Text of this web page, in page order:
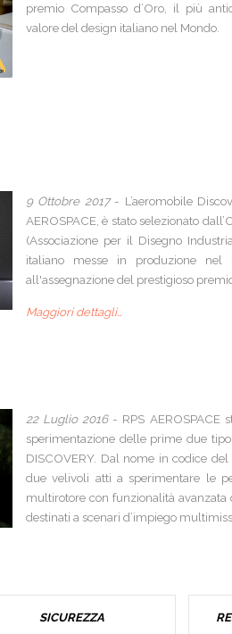
premio Compasso d’Oro, il più
valore del design italiano nel Mondo.
9 Ottobre 2017- L’aeromobile
AEROSPACE, è stato selezionato
(Associazione per il Disegno
italiano messe in produzione nel
all'assegnazione del prestigioso
Maggiori dettagli…
22 Luglio 2016- RPS AEROSPACE
sperimentazione delle prime due
DISCOVERY. Dal nome in codice
due velivoli atti a sperimentare le
multirotore con funzionalità
destinati a scenari d’impiego
SICUREZZA